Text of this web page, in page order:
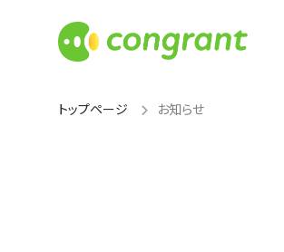
トップページ お知らせ